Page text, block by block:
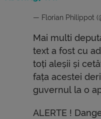
— Florian Philippot
Mai multi
text a fost cu
toți aleșii și
fața acestei
guvernul la o
ALERTE !